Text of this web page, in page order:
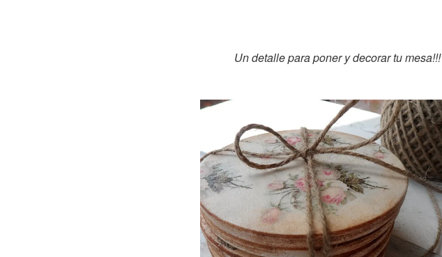
Un detalle para poner y decorar tu mesa!!!